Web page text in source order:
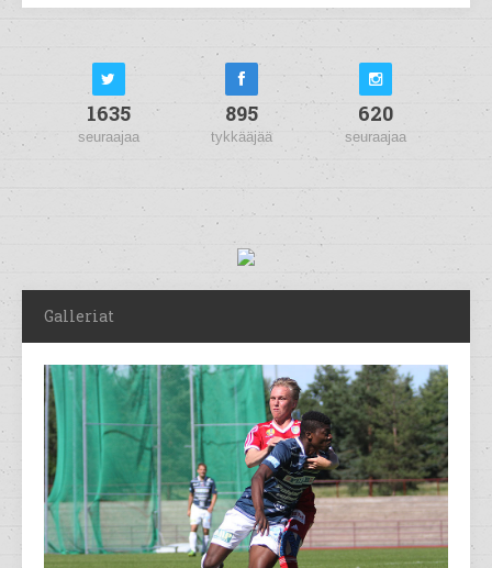
1635
seuraajaa
895
tykkääjää
620
seuraajaa
Galleriat